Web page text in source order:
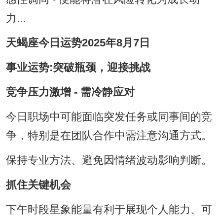
力...
天蝎座今日运势2025年8月7日
事业运势:突破瓶颈，迎接挑战
竞争压力激增 - 需冷静应对
今日职场中可能面临突发任务或同事间的竞
争，特别是在团队合作中需注意沟通方式。
保持专业方法、避免因情绪波动影响判断。
抓住关键机会
下午时段星象能量有利于展现个人能力、可